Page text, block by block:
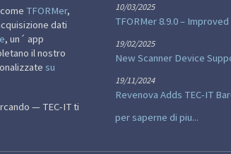
TFORMer,
dati
, un´ app
il nostro
su
— TEC-IT ti
10/03/2025
TFORMer 8.9.0 –
19/02/2025
New Scanner Device
19/11/2024
Revenova Adds TEC-IT
per saperne di piu...